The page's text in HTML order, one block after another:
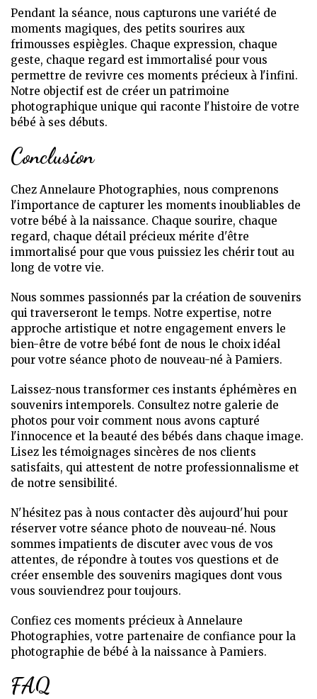
Pendant la séance, nous capturons une variété de
moments magiques, des petits sourires aux
frimousses espiègles. Chaque expression, chaque
geste, chaque regard est immortalisé pour vous
permettre de revivre ces moments précieux à l'infini.
Notre objectif est de créer un patrimoine
photographique unique qui raconte l'histoire de votre
bébé à ses débuts.
Conclusion
Chez Annelaure Photographies, nous comprenons
l'importance de capturer les moments inoubliables de
votre bébé à la naissance. Chaque sourire, chaque
regard, chaque détail précieux mérite d'être
immortalisé pour que vous puissiez les chérir tout au
long de votre vie.
Nous sommes passionnés par la création de souvenirs
qui traverseront le temps. Notre expertise, notre
approche artistique et notre engagement envers le
bien-être de votre bébé font de nous le choix idéal
pour votre séance photo de nouveau-né à Pamiers.
Laissez-nous transformer ces instants éphémères en
souvenirs intemporels. Consultez notre galerie de
photos pour voir comment nous avons capturé
l'innocence et la beauté des bébés dans chaque image.
Lisez les témoignages sincères de nos clients
satisfaits, qui attestent de notre professionnalisme et
de notre sensibilité.
N'hésitez pas à nous contacter dès aujourd'hui pour
réserver votre séance photo de nouveau-né. Nous
sommes impatients de discuter avec vous de vos
attentes, de répondre à toutes vos questions et de
créer ensemble des souvenirs magiques dont vous
vous souviendrez pour toujours.
Confiez ces moments précieux à Annelaure
Photographies, votre partenaire de confiance pour la
photographie de bébé à la naissance à Pamiers.
FAQ